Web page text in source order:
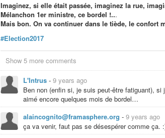
Imaginez, si elle était passée, imaginez la rue,
Mélanchon 1er ministre, ce bordel !...
Mais bon. On va continuer dans le tiède, le confort
#Election2017
Show 5 more comments
L'Intrus - 9 years ago
Ben non (enfin si, je suis peut-être fatiguant),
aimé encore quelques mois de bordel…
alaincognito@framasphere.org - 9 years ago
ça va venir, faut pas se désespérer comme ça.